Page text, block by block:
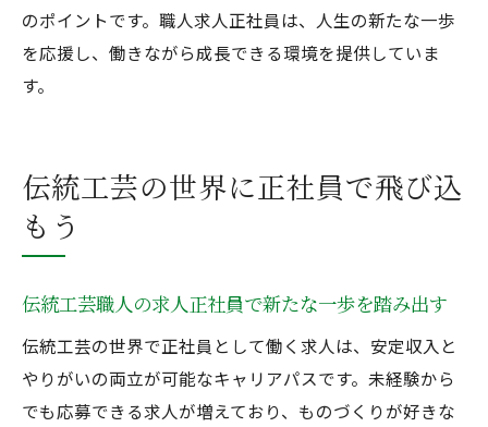
のポイントです。職人求人正社員は、人生の新たな一歩
を応援し、働きながら成長できる環境を提供していま
す。
伝統工芸の世界に正社員で飛び込
もう
伝統工芸職人の求人正社員で新たな一歩を踏み出す
伝統工芸の世界で正社員として働く求人は、安定収入と
やりがいの両立が可能なキャリアパスです。未経験から
でも応募できる求人が増えており、ものづくりが好きな